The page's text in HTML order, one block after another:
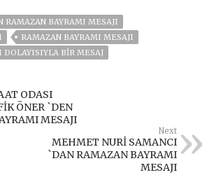
RAMAZAN BAYRAMI MESAJI
RAMAZAN BAYRAMI MESAJI
DOLAYISIYLA BIR MESAJ
ODASI
ÖNER `DEN
MESAJI
Next
MEHMET NURİ SAMANCI
`DAN RAMAZAN BAYRAMI
MESAJI